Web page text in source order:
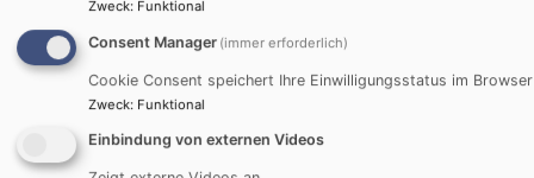
Zweck: Funktional
Consent Manager (immer erforderlich)
Cookie Consent speichert Ihre Einwilligungsstatus im Browser
Zweck: Funktional
Einbindung von externen Videos